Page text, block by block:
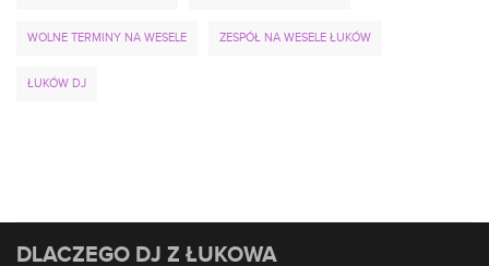
WOLNE TERMINY NA WESELE ZESPÓŁ NA WESELE ŁUKÓW
ŁUKÓW DJ
DLACZEGO DJ Z ŁUKOWA